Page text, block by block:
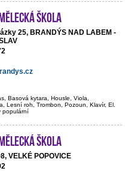
škola
25, BRANDÝS NAD LABEM -
Basová kytara, Housle, Viola,
Lesní roh, Trombon, Pozoun, Klavír, El.
populární
škola
VELKÉ POPOVICE